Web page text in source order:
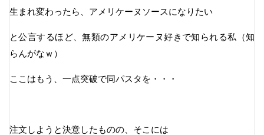
生まれ変わったら、アメリケーヌソースになりたい
と公言するほど、無類のアメリケーヌ好きで知られる私（知
らんがなｗ）
ここはもう、一点突破で同パスタを・・・
注文しようと決意したものの、そこには